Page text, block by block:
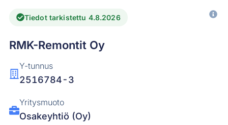
Tiedot tarkistettu 4.8.2026
RMK-Remontit Oy
Y-tunnus
2516784-3
Yritysmuoto
Osakeyhtiö (Oy)